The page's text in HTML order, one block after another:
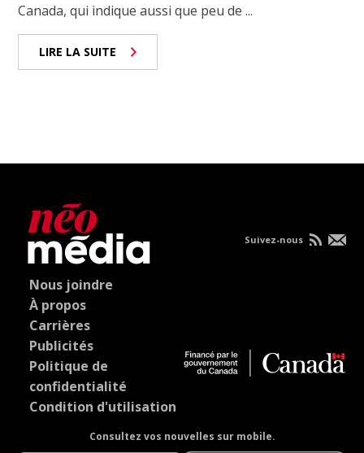
Canada, qui indique aussi que peu de ...
LIRE LA SUITE
Nous joindre
À propos
Carrières
Publicités
Politique de
confidentialité
Condition d'utilisation
Consultez vos nouvelles sur mobile.
Suivez-nous